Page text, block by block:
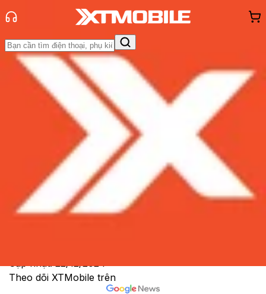
Trang chủ
Tin tức
App - Game
Đánh Giá - Trên TaySo Sánh Tư vấnKhuyến
Hỏi đáp App - Game Thông báo
hàng - Sự kiện
TOP 5+ ứng dụng đặt vé xe Tết giá
rẻ, uy tín nhất 2025!
Cập nhật:22/12/2024
Theo dõi XTMobile trên